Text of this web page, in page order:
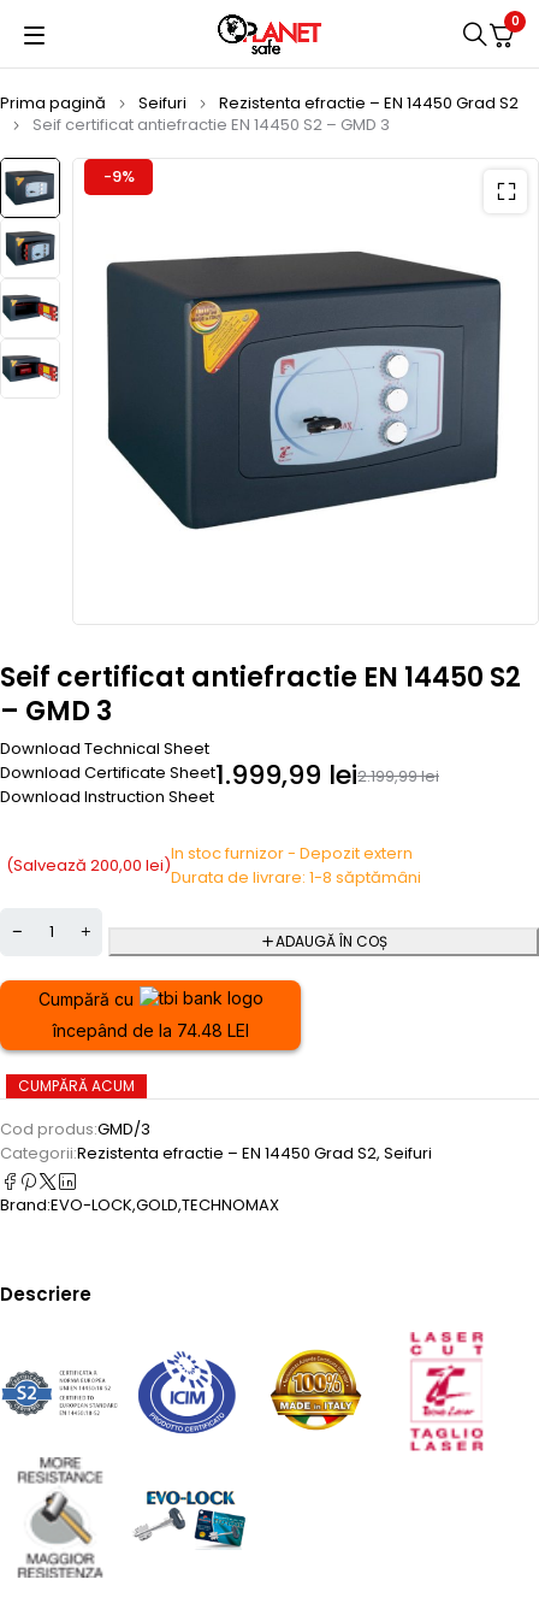
0
Prima pagină Seifuri
Rezistenta efractie – EN 14450 Grad S2
Seif certificat antiefractie EN 14450 S2 – GMD 3
-9%
Seif certificat antiefractie EN 14450 S2
– GMD 3
Download Technical Sheet
Download Certificate Sheet
Download Instruction Sheet
2.199,99lei
1.999,99 lei
(Salvează 200,00 lei)In stoc furnizor - Depozit extern
Durata de livrare: 1-8 săptămâni
ADAUGĂ ÎN COȘ
Cumpără cu
începând de la 74.48 LEI
CUMPĂRĂ ACUM
Cod produs:GMD/3
Categorii:Rezistenta efractie – EN 14450 Grad S2, Seifuri
Brand:EVO-LOCK,GOLD,TECHNOMAX
Descriere